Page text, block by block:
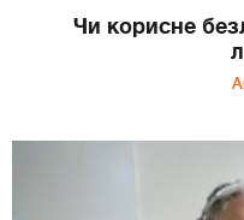
Чи корисне